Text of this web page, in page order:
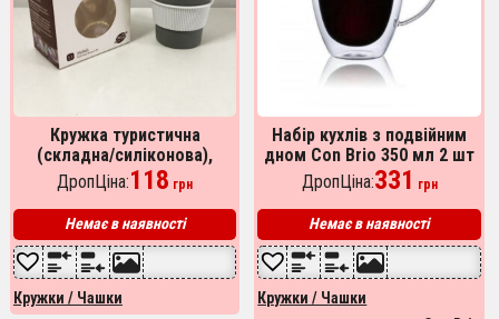
Кружка туристична
(складна/силіконова),
похідна кружка силіконова
складана. Колір: сірий
ДропЦіна:118 грн
Немає в наявності
Кружки / Чашки
Набір кухлів з подвійним
дном Con Brio 350 мл 2 шт
Con Brio CB-8635-2,
подвійна склянка для кави
ДропЦіна:331 грн
Немає в наявності
Кружки / Чашки